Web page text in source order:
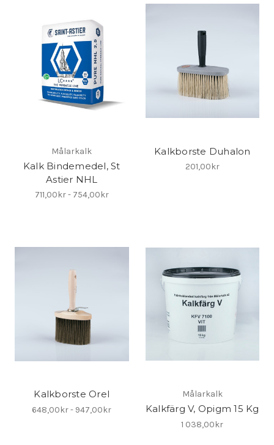
Målarkalk
Kalk Bindemedel, St
Astier NHL
711,00kr - 754,00kr
Kalkborste Duhalon
201,00kr
Kalkborste Orel
648,00kr - 947,00kr
Målarkalk
Kalkfärg V, Opigm 15 Kg
1 038,00kr